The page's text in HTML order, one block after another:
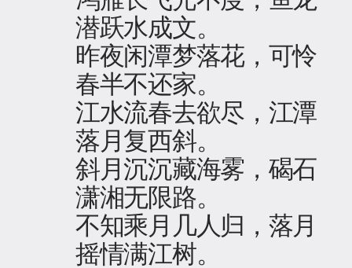
潜跃水成文。
昨夜闲潭梦落花，可怜
春半不还家。
江水流春去欲尽，江潭
落月复西斜。
斜月沉沉藏海雾，碣石
潇湘无限路。
不知乘月几人归，落月
摇情满江树。